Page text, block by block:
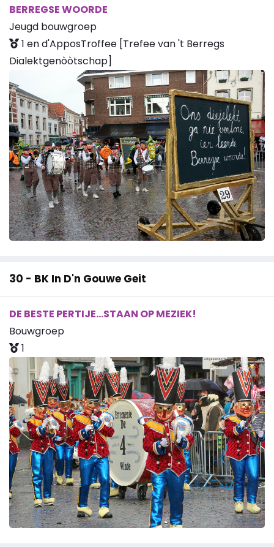
BERREGSE WOORDE
Jeugd bouwgroep
1 en d'ApposTroffee [Trefee van 't Berregs
Dialektgenòòtschap]
30 - BK In D'n Gouwe Geit
DE BESTE PERTIJE...STAAN OP MEZIEK!
Bouwgroep
1